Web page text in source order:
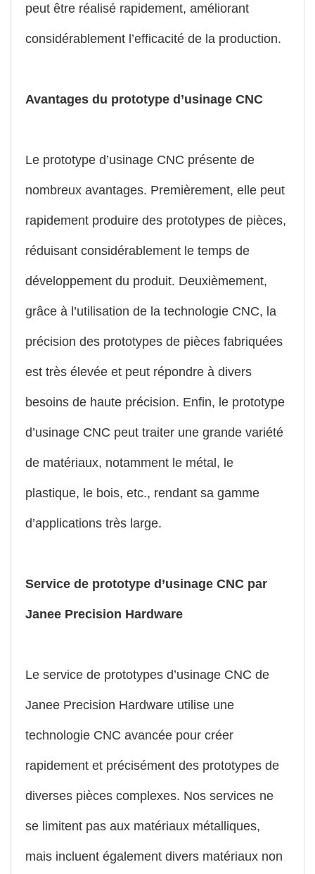
peut être réalisé rapidement, améliorant
considérablement l’efficacité de la production.
Avantages du prototype d’usinage CNC
Le prototype d’usinage CNC présente de
nombreux avantages. Premièrement, elle peut
rapidement produire des prototypes de pièces,
réduisant considérablement le temps de
développement du produit. Deuxièmement,
grâce à l’utilisation de la technologie CNC, la
précision des prototypes de pièces fabriquées
est très élevée et peut répondre à divers
besoins de haute précision. Enfin, le prototype
d’usinage CNC peut traiter une grande variété
de matériaux, notamment le métal, le
plastique, le bois, etc., rendant sa gamme
d’applications très large.
Service de prototype d’usinage CNC par
Janee Precision Hardware
Le service de prototypes d’usinage CNC de
Janee Precision Hardware utilise une
technologie CNC avancée pour créer
rapidement et précisément des prototypes de
diverses pièces complexes. Nos services ne
se limitent pas aux matériaux métalliques,
mais incluent également divers matériaux non